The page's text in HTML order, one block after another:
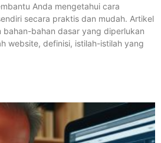
Anda mengetahui cara
secara praktis dan mudah. Artikel
bahan-bahan dasar yang diperlukan
website, definisi, istilah-istilah yang